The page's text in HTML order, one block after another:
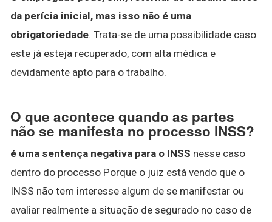
da perícia inicial, mas isso não é uma
obrigatoriedade. Trata-se de uma possibilidade caso
este já esteja recuperado, com alta médica e
devidamente apto para o trabalho.
O que acontece quando as partes
não se manifesta no processo INSS?
é uma sentença negativa para o INSS nesse caso
dentro do processo Porque o juiz está vendo que o
INSS não tem interesse algum de se manifestar ou
avaliar realmente a situação de segurado no caso de